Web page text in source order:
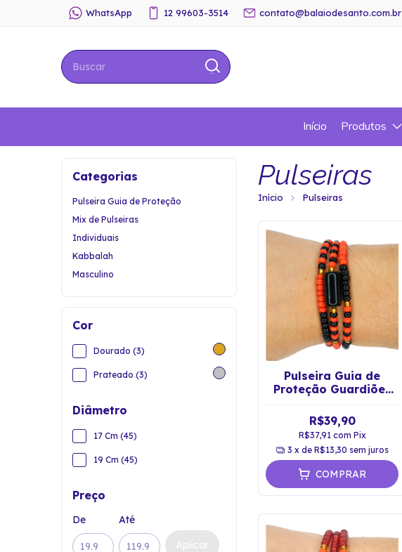
WhatsApp 12 99603-3514 contato@balaiodesanto.com.br
Início Produtos
Categorias
Pulseira Guia de Proteção
Mix de Pulseiras
Individuais
Kabbalah
Masculino
Cor
Dourado (3)
Prateado (3)
Diâmetro
17 Cm (45)
19 Cm (45)
Preço
De
Até
Aplicar
Pulseiras
Início Pulseiras
Pulseira Guia de
Proteção Guardiões
R$39,90
R$37,91 com Pix
3 x de R$13,30 sem juros
COMPRAR